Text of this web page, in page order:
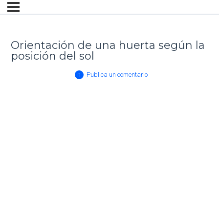
Orientación de una huerta según la
posición del sol
Publica un comentario